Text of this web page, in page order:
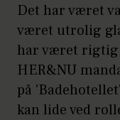
Det har været
været utrolig
har været
HER&NU
på
kan lide ved